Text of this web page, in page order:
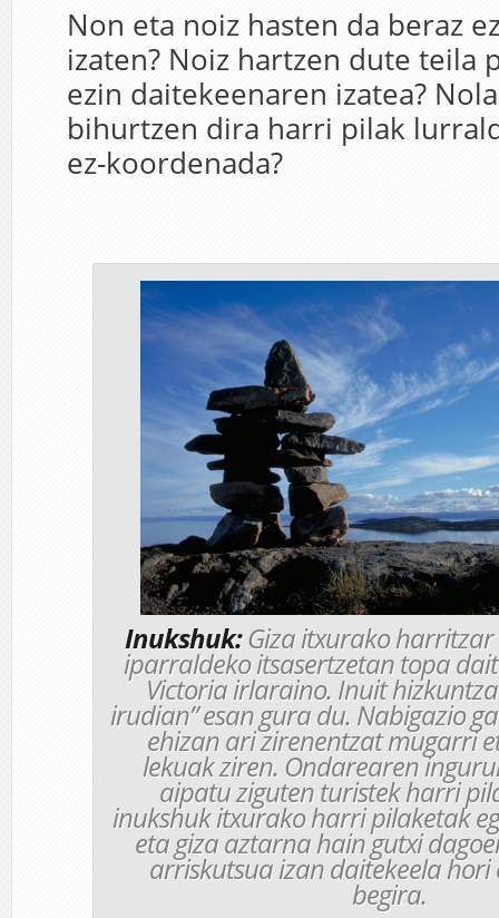
Non eta noiz hasten da beraz
izaten? Noiz hartzen dute teila
ezin daitekeenaren izatea?
bihurtzen dira harri pilak
ez-koordenada?
Inukshuk:Giza itxurako harritzar
iparraldeko itsasertzetan topa
Victoria irlaraino. Inuit
irudian” esan gura du. Nabigazio
ehizan ari zirenentzat mugarri
lekuak ziren. Ondarearen
aipatu ziguten turistek harri
inukshuk itxurako harri pilaketak
eta giza aztarna hain gutxi
arriskutsua izan daitekeela
begira.